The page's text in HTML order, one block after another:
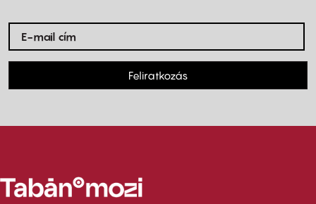
Feliratkozás